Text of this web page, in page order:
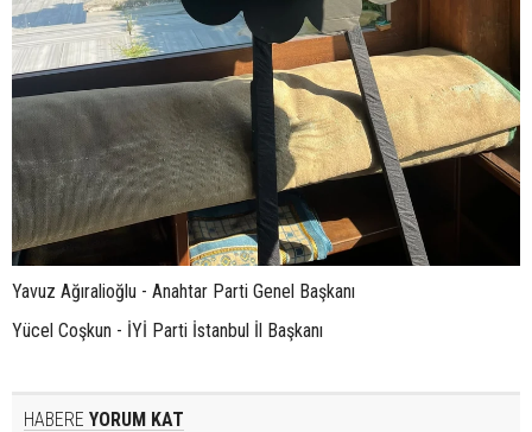
Yavuz Ağıralioğlu - Anahtar Parti Genel Başkanı
Yücel Coşkun - İYİ Parti İstanbul İl Başkanı
HABERE YORUM KAT